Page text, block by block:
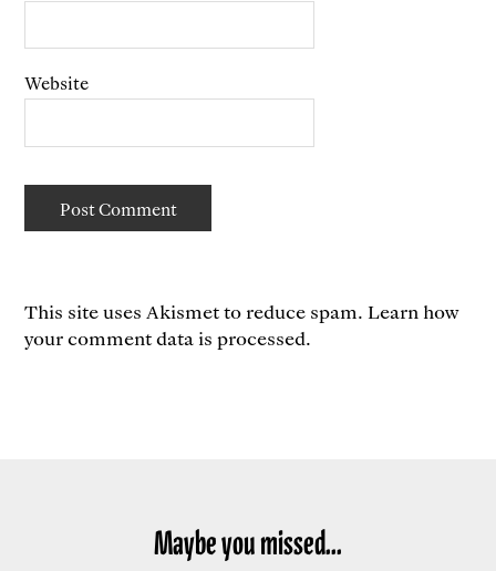
Website
This site uses Akismet to reduce spam.Learn how
your comment data is processed.
Maybe you missed...